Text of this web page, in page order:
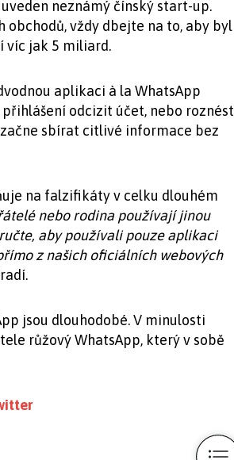
neznámý čínský start-up.
obchodů, vždy dbejte na to, aby byl
víc jak 5 miliard.
aplikaci à la WhatsApp
odcizit účet, nebo roznést
sbírat citlivé informace bez
na falzifikáty v celku dlouhém
nebo rodina používají jinou
aby používali pouze aplikaci
z našich oficiálních webových
jsou dlouhodobé. V minulosti
růžový WhatsApp, který v sobě